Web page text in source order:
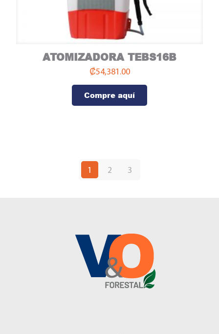
Compre aquí
ATOMIZADORA TEBS16B
₡54,381.00
Compre aquí
1 2 3